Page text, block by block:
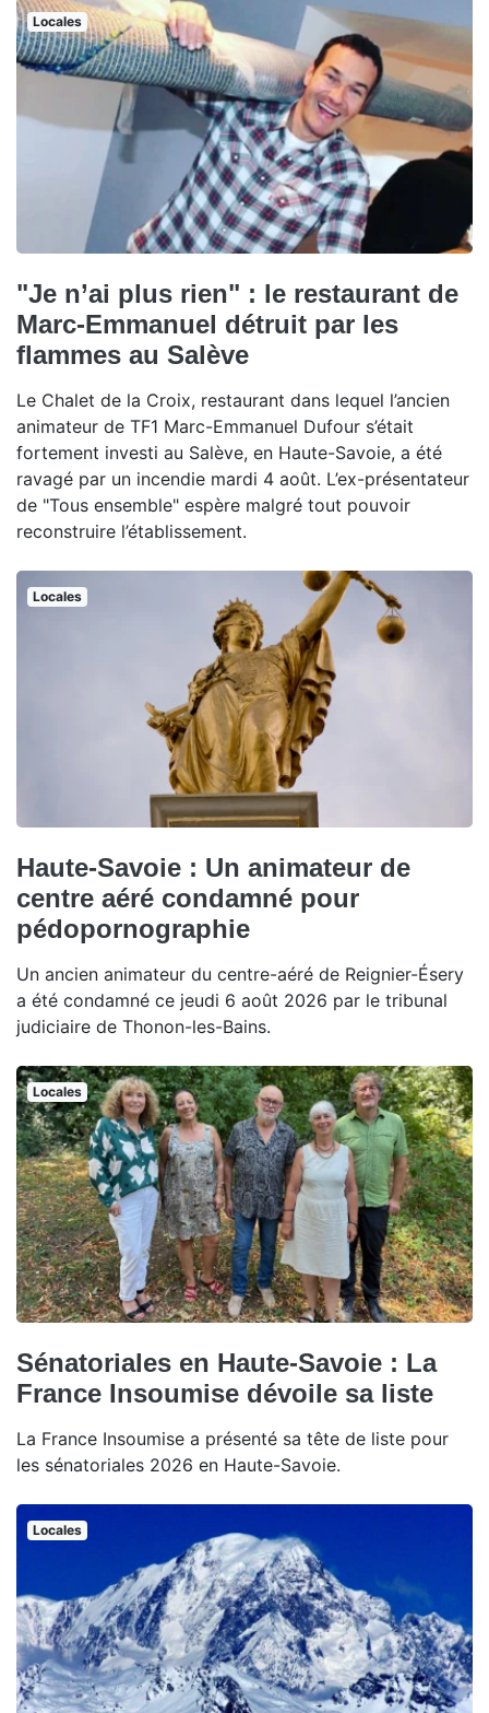
Locales
"Je n’ai plus rien" : le restaurant de
Marc-Emmanuel détruit par les
flammes au Salève
Le Chalet de la Croix, restaurant dans lequel l’ancien
animateur de TF1 Marc-Emmanuel Dufour s’était
fortement investi au Salève, en Haute-Savoie, a été
ravagé par un incendie mardi 4 août. L’ex-présentateur
de "Tous ensemble" espère malgré tout pouvoir
reconstruire l’établissement.
Locales
Haute-Savoie : Un animateur de
centre aéré condamné pour
pédopornographie
Un ancien animateur du centre-aéré de Reignier-Ésery
a été condamné ce jeudi 6 août 2026 par le tribunal
judiciaire de Thonon-les-Bains.
Locales
Sénatoriales en Haute-Savoie : La
France Insoumise dévoile sa liste
La France Insoumise a présenté sa tête de liste pour
les sénatoriales 2026 en Haute-Savoie.
Locales